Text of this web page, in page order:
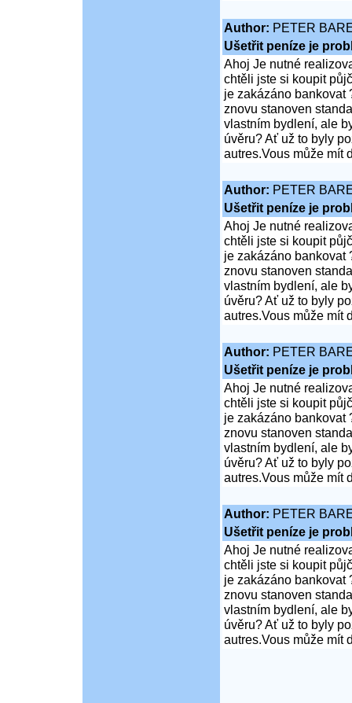
Author: PETER
Ušetřit peníze je
Ahoj Je nutné
chtěli jste si koupit
je zakázáno bankovat
znovu stanoven
vlastním bydlení, ale
úvěru? Ať už to byly
autres.Vous může mít
Author: PETER
Ušetřit peníze je
Ahoj Je nutné
chtěli jste si koupit
je zakázáno bankovat
znovu stanoven
vlastním bydlení, ale
úvěru? Ať už to byly
autres.Vous může mít
Author: PETER
Ušetřit peníze je
Ahoj Je nutné
chtěli jste si koupit
je zakázáno bankovat
znovu stanoven
vlastním bydlení, ale
úvěru? Ať už to byly
autres.Vous může mít
Author: PETER
Ušetřit peníze je
Ahoj Je nutné
chtěli jste si koupit
je zakázáno bankovat
znovu stanoven
vlastním bydlení, ale
úvěru? Ať už to byly
autres.Vous může mít